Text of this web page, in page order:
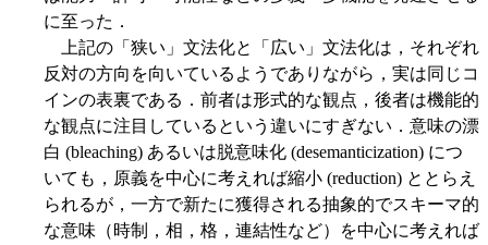
に至った．
上記の「狭い」文法化と「広い」文法化は，それぞれ
反対の方向を向いているようでありながら，実は同じコ
インの表裏である．前者は形式的な観点，後者は機能的
な観点に注目しているという違いにすぎない．意味の漂
白 (bleaching) あるいは脱意味化 (desemanticization) につ
いても，原義を中心に考えれば縮小 (reduction) ととらえ
られるが，一方で新たに獲得される抽象的でスキーマ的
な意味（時制，相，格，連結性など）を中心に考えれば